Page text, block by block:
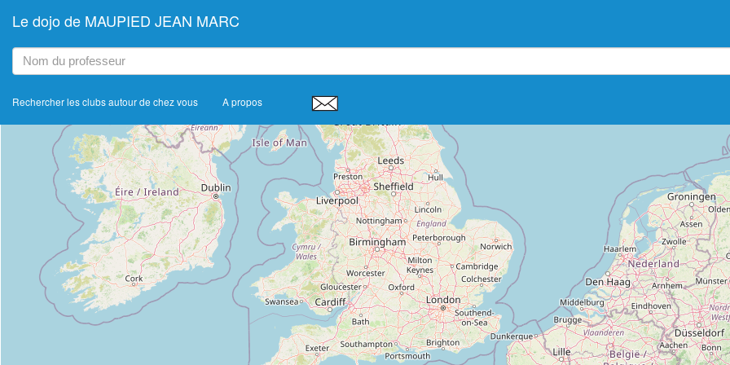
Le dojo de MAUPIED JEAN MARC
Rechercher les clubs autour de chez vous A propos
−